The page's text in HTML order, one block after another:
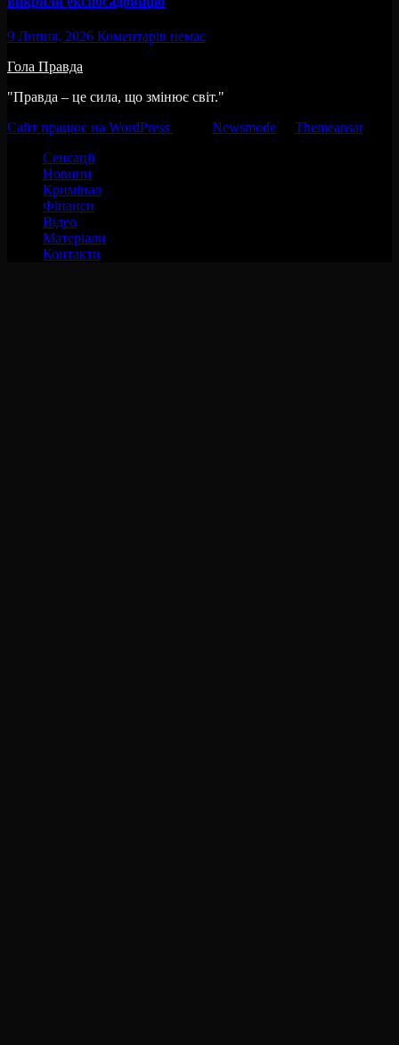
9 Липня, 2026 Коментарів немає
Гола Правда
"Правда – це сила, що змінює світ."
Сайт працює на WordPress
Newsmode Themeansar.
Сенсації
Новини
Кримінал
Фінанси
Відео
Матеріали
Контакти